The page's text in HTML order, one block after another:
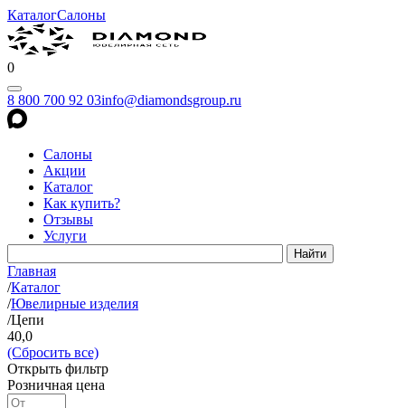
КаталогСалоны
0
8 800 700 92 03info@diamondsgroup.ru
Салоны
Акции
Каталог
Как купить?
Отзывы
Услуги
Главная
/Каталог
/Ювелирные изделия
/Цепи
40,0
(Сбросить все)
Открыть фильтр
Розничная цена